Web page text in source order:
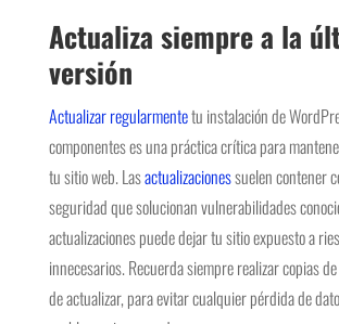
Actualiza siempre a la
versión
Actualizar regularmentetu instalación de
componentes es una práctica crítica para
tu sitio web. Lasactualizacionessuelen contener
seguridad que solucionan vulnerabilidades
actualizaciones puede dejar tu sitio expuesto a
innecesarios. Recuerda siempre realizar copias
de actualizar, para evitar cualquier pérdida de